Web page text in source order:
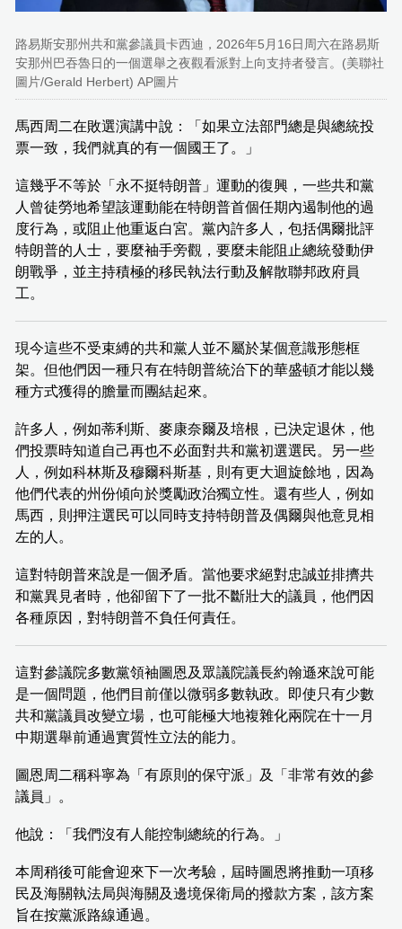
路易斯安那州共和黨參議員卡西迪，2026年5月16日周六在路易斯
安那州巴吞魯日的一個選舉之夜觀看派對上向支持者發言。(美聯社
圖片/Gerald Herbert) AP圖片
馬西周二在敗選演講中說：「如果立法部門總是與總統投
票一致，我們就真的有一個國王了。」
這幾乎不等於「永不挺特朗普」運動的復興，一些共和黨
人曾徒勞地希望該運動能在特朗普首個任期內遏制他的過
度行為，或阻止他重返白宮。黨內許多人，包括偶爾批評
特朗普的人士，要麼袖手旁觀，要麼未能阻止總統發動伊
朗戰爭，並主持積極的移民執法行動及解散聯邦政府員
工。
現今這些不受束縛的共和黨人並不屬於某個意識形態框
架。但他們因一種只有在特朗普統治下的華盛頓才能以幾
種方式獲得的膽量而團結起來。
許多人，例如蒂利斯、麥康奈爾及培根，已決定退休，他
們投票時知道自己再也不必面對共和黨初選選民。另一些
人，例如科林斯及穆爾科斯基，則有更大迴旋餘地，因為
他們代表的州份傾向於獎勵政治獨立性。還有些人，例如
馬西，則押注選民可以同時支持特朗普及偶爾與他意見相
左的人。
這對特朗普來說是一個矛盾。當他要求絕對忠誠並排擠共
和黨異見者時，他卻留下了一批不斷壯大的議員，他們因
各種原因，對特朗普不負任何責任。
這對參議院多數黨領袖圖恩及眾議院議長約翰遜來說可能
是一個問題，他們目前僅以微弱多數執政。即使只有少數
共和黨議員改變立場，也可能極大地複雜化兩院在十一月
中期選舉前通過實質性立法的能力。
圖恩周二稱科寧為「有原則的保守派」及「非常有效的參
議員」。
他說：「我們沒有人能控制總統的行為。」
本周稍後可能會迎來下一次考驗，屆時圖恩將推動一項移
民及海關執法局與海關及邊境保衛局的撥款方案，該方案
旨在按黨派路線通過。